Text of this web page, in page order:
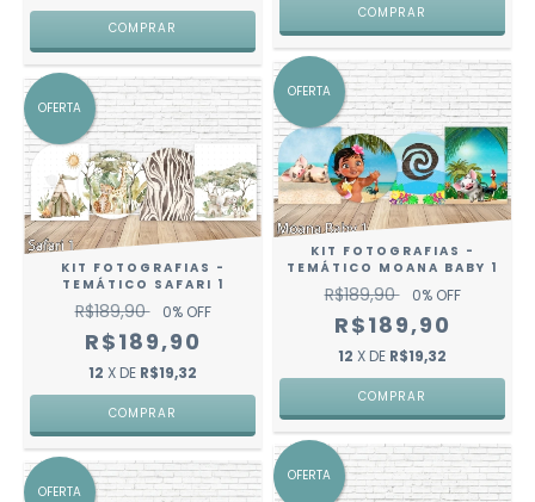
OFERTA
KIT FOTOGRAFIAS -
TEMÁTICO SAFARI 1
R$189,90 0% OFF
R$189,90
12 X DE R$19,32
OFERTA
KIT FOTOGRAFIAS -
TEMÁTICO MOANA BABY 1
R$189,90 0% OFF
R$189,90
12 X DE R$19,32
OFERTA
OFERTA